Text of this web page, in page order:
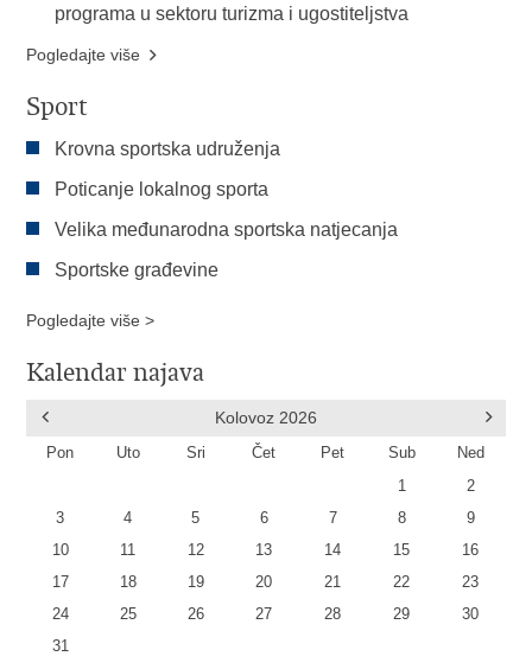
programa u sektoru turizma i ugostiteljstva
Pogledajte više
Sport
Krovna sportska udruženja
Poticanje lokalnog sporta
Velika međunarodna sportska natjecanja
Sportske građevine
Pogledajte više >
Kalendar najava
Kolovoz 2026
Pon Uto Sri Čet Pet Sub Ned
1
2
3
4 5 6 7 8
9
10
11 12 13 14 15
16
17
18 19 20 21 22
23
24
25 26 27 28 29
30
31